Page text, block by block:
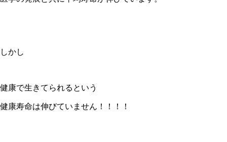
しかし
健康で生きてられるという
健康寿命は伸びていません！！！！